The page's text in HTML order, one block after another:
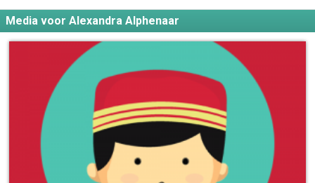
Media voor Alexandra Alphenaar